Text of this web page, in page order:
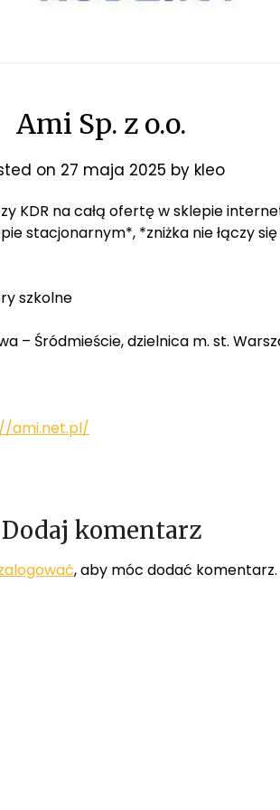
Ami Sp. z o.o.
on 27 maja 2025 by kleo
KDR na całą ofertę w sklepie
stacjonarnym*, *zniżka nie łączy
szkolne
– Śródmieście, dzielnica m. st.
ami.net.pl/
Dodaj komentarz
, aby móc dodać komentarz.